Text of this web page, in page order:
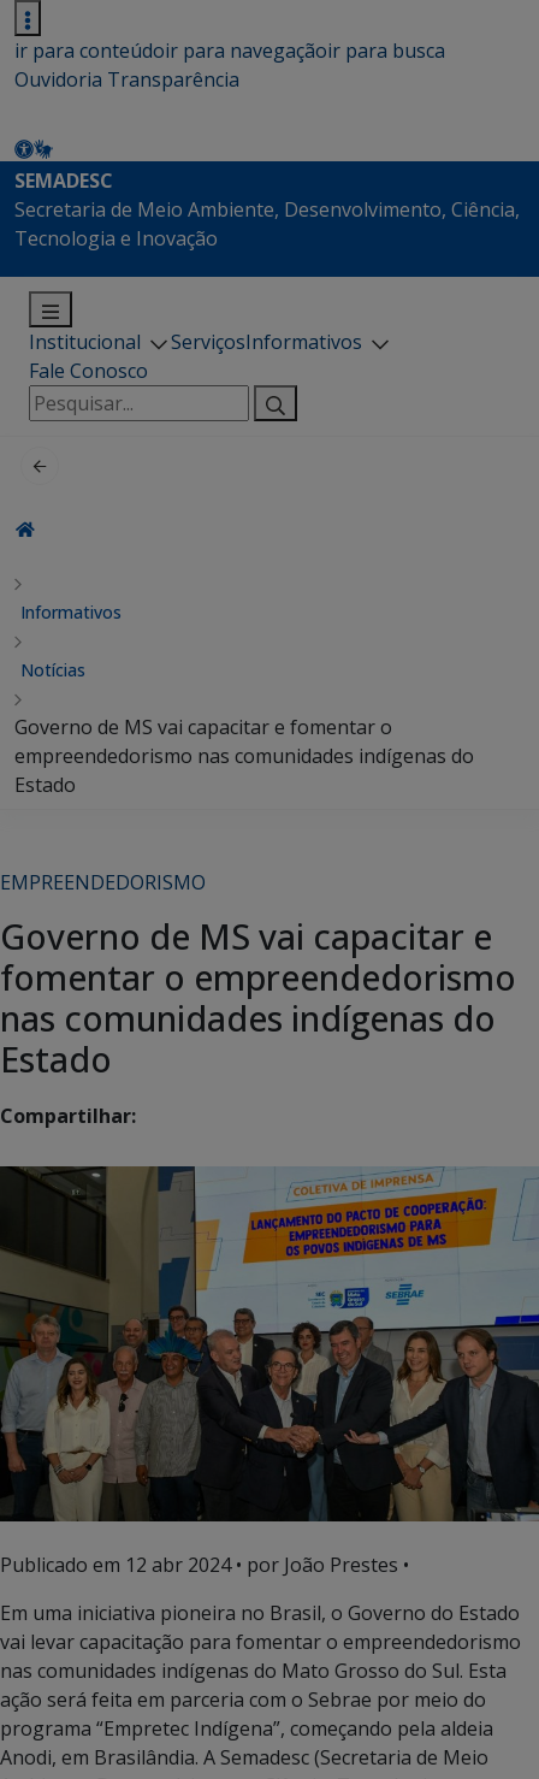
ir para conteúdoir para navegaçãoir para busca
Ouvidoria Transparência
SEMADESC
Secretaria de Meio Ambiente, Desenvolvimento, Ciência,
Tecnologia e Inovação
Institucional ServiçosInformativos
Fale Conosco
Pesquisar
por:
Informativos
Notícias
Governo de MS vai capacitar e fomentar o
empreendedorismo nas comunidades indígenas do
Estado
EMPREENDEDORISMO
Governo de MS vai capacitar e
fomentar o empreendedorismo
nas comunidades indígenas do
Estado
Compartilhar:
Publicado em 12 abr 2024• por João Prestes •
Em uma iniciativa pioneira no Brasil, o Governo do Estado
vai levar capacitação para fomentar o empreendedorismo
nas comunidades indígenas do Mato Grosso do Sul. Esta
ação será feita em parceria com o Sebrae por meio do
programa “Empretec Indígena”, começando pela aldeia
Anodi, em Brasilândia. A Semadesc (Secretaria de Meio